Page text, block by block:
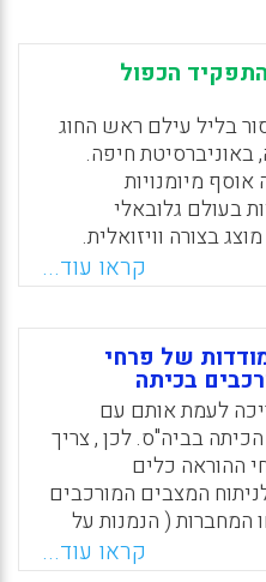
התפקיד הכפול
בליל עילם ראש החוג
באוניברסיטת חיפה.
אוסף מיומנויות
בעולם גלובאלי
בצורה וויזואלית.
של האוריינות
לתהליכי
ומורים. תהליכים אלו
המושגים ייצוג
של השימוש
ליתרונותיהם
תיאורטי הדן בתהליכי
סימבוליות ודיווחי
מחקר לגבי ייצוגים והלמידה בעזרתם ( Eilam
קראו עוד...
של פרחי
בכיתה
לעמת אותם עם
בביה"ס. לכן , צריך
ההוראה כלים
המצבים המורכבים
המחברות ( הנמנות על
קורס חדשני מבוסס
קראו עוד...